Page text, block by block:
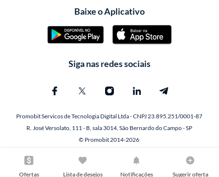
Ofertas Lista de desejos Notificações Sugerir oferta
Baixe o Aplicativo
Siga nas redes sociais
Promobit Servicos de Tecnologia Digital Ltda - CNPJ 23.895.251/0001-87
R. José Versolato, 111 - B, sala 3014, São Bernardo do Campo - SP
© Promobit 2014-2026